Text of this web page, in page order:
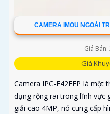
CAMERA IMOU NGOÀI
Giá
Giá
Camera IPC-F42FEP là
dụng rộng rãi trong lĩnh vực
giải cao 4MP, nó cung cấp